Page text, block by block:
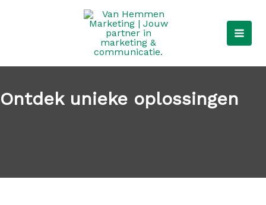
Ontdek unieke oplossingen